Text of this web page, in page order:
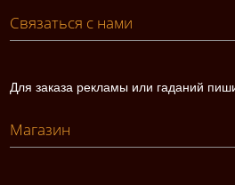
Связаться с нами
Для заказа рекламы или гаданий
Магазин